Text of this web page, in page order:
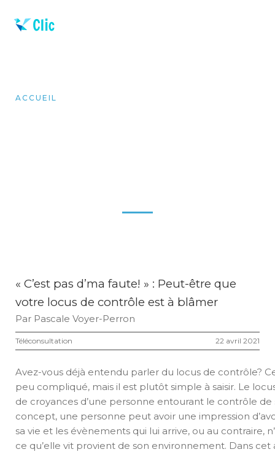
ACCUEIL
« C’est pas d’ma faute! » : Peut-être que
votre locus de contrôle est à blâmer
Par Pascale Voyer-Perron
Téléconsultation 22 avril 2021
Avez-vous déjà entendu parler du locus de contrôle?
peu compliqué, mais il est plutôt simple à saisir. Le
de croyances d’une personne entourant le contrôle de
concept, une personne peut avoir une impression
sa vie et les évènements qui lui arrive, ou au contraire,
ce qu’elle vit provient de son environnement. Dans